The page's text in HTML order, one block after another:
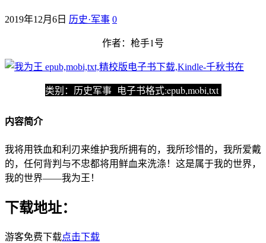
2019年12月6日 历史·军事 0
作者：枪手1号
类别：历史军事 电子书格式:epub,mobi,txt
内容简介
我将用铁血和利刃来维护我所拥有的，我所珍惜的，我所爱戴
的，任何背判与不忠都将用鲜血来洗涤！这是属于我的世界，
我的世界——我为王！
下载地址：
游客免费下载点击下载